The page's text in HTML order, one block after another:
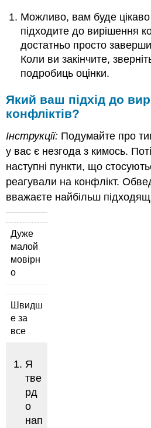
Можливо, вам буде
підходите до вирішення
достатньо просто
Коли ви закінчите,
подробиць оцінки.
Який ваш підхід до
конфліктів?
Інструкції: Подумайте про
у вас є незгода з кимось.
наступні пункти, що
реагували на конфлікт.
вважаєте найбільш
Дуже
малой
мовірн
о
Швидш
е за
все
Я
тве
рд
о
нап